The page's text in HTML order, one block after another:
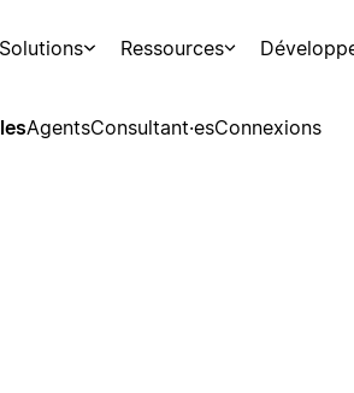
Solutions Ressources
AgentsConsultant·esConnexions